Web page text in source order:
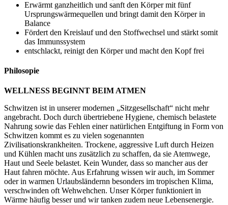
Erwärmt ganzheitlich und sanft den Körper mit fünf
Ursprungswärmequellen und bringt damit den Körper in
Balance
Fördert den Kreislauf und den Stoffwechsel und stärkt somit
das Immunssystem
entschlackt, reinigt den Körper und macht den Kopf frei
Philosopie
WELLNESS BEGINNT BEIM ATMEN
Schwitzen ist in unserer modernen „Sitzgesellschaft“ nicht mehr
angebracht. Doch durch übertriebene Hygiene, chemisch belastete
Nahrung sowie das Fehlen einer natürlichen Entgiftung in Form von
Schwitzen kommt es zu vielen sogenannten
Zivilisationskrankheiten. Trockene, aggressive Luft durch Heizen
und Kühlen macht uns zusätzlich zu schaffen, da sie Atemwege,
Haut und Seele belastet. Kein Wunder, dass so mancher aus der
Haut fahren möchte. Aus Erfahrung wissen wir auch, im Sommer
oder in warmen Urlaubsländernn besonders im tropischen Klima,
verschwinden oft Wehwehchen. Unser Körper funktioniert in
Wärme häufig besser und wir tanken zudem neue Lebensenergie.